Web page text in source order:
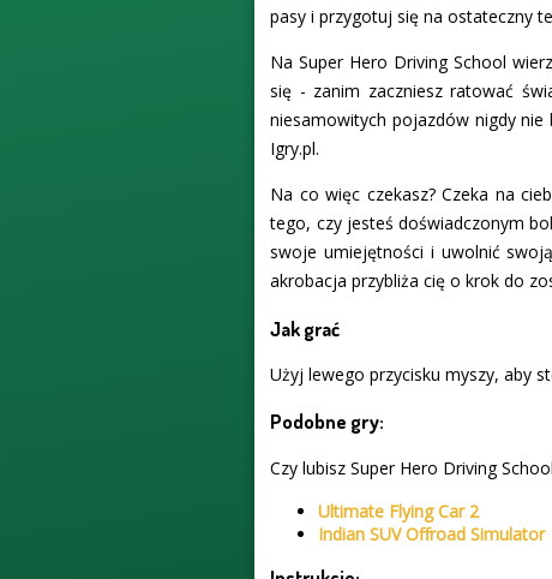
pasy i przygotuj się na ostateczny
Na Super Hero Driving School
się - zanim zaczniesz ratować
niesamowitych pojazdów nigdy nie
Igry.pl.
Na co więc czekasz? Czeka na
tego, czy jesteś doświadczonym
swoje umiejętności i uwolnić
akrobacja przybliża cię o krok do
Jak grać
Użyj lewego przycisku myszy, aby
Podobne gry:
Czy lubisz Super Hero Driving
Ultimate Flying Car 2
Indian SUV Offroad Simulator